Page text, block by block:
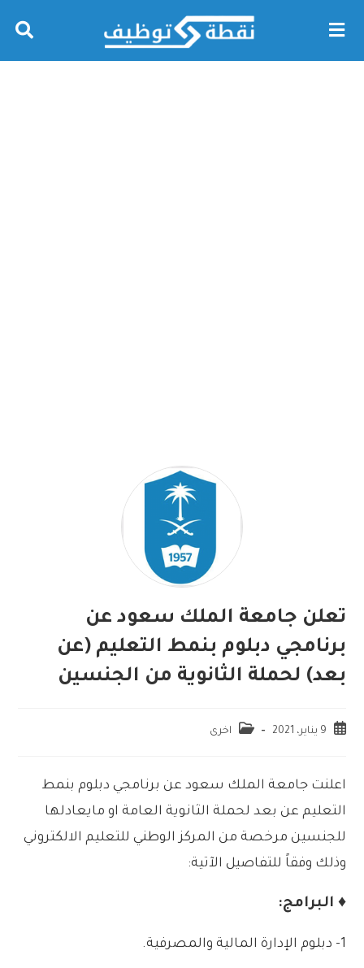
تعلن جامعة الملك سعود عن
برنامجي دبلوم بنمط التعليم (عن
بعد) لحملة الثانوية من الجنسين
9 يناير، 2021 اخرى
اعلنت جامعة الملك سعود عن برنامجي دبلوم بنمط
التعليم عن بعد لحملة الثانوية العامة او مايعادلها
للجنسين مرخصة من المركز الوطني للتعليم الالكتروني
وذلك وفقاً للتفاصيل الآتية:
♦ البرامج:
1- دبلوم الإدارة المالية والمصرفية.